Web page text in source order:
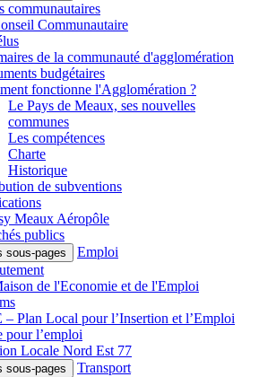
communautaires
Communautaire
de la communauté d'agglomération
budgétaires
fonctionne l'Agglomération ?
Le Pays de Meaux, ses nouvelles
communes
Les compétences
Charte
Historique
de subventions
Meaux Aéropôle
publics
sous-pages
Emploi
de l'Economie et de l'Emploi
– Plan Local pour l’Insertion et l’Emploi
pour l’emploi
Locale Nord Est 77
sous-pages
Transport